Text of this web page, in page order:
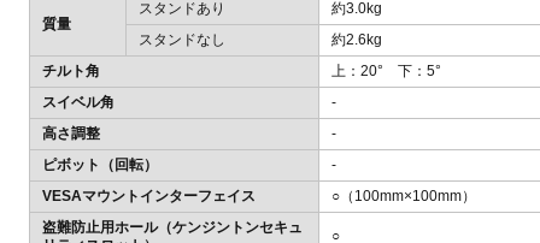
質量
スタンドあり
約3.0kg
スタンドなし
約2.6kg
チルト角
上：20° 下：5°
スイベル角
-
高さ調整
-
ピボット（回転）
-
VESAマウントインターフェイス
○（100mm×100mm）
盗難防止用ホール（ケンジントンセキュ
○